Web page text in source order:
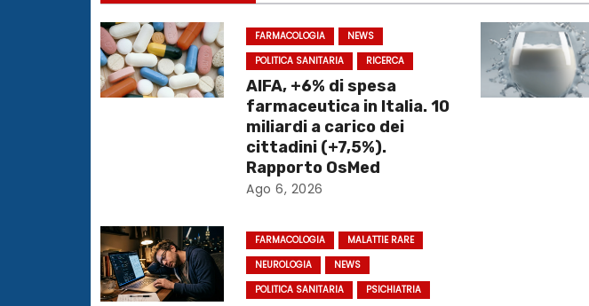
g
a
z
e
a
FARMACOLOGIA
NEWS
POLITICA SANITARIA
RICERCA
AIFA, +6% di spesa
farmaceutica in Italia. 10
miliardi a carico dei
cittadini (+7,5%).
Rapporto OsMed
Ago 6, 2026
FARMACOLOGIA
MALATTIE RARE
NEUROLOGIA
NEWS
POLITICA SANITARIA
PSICHIATRIA